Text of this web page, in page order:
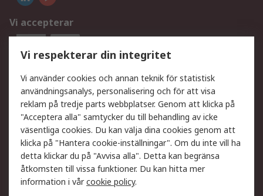
Vi accepterar
Våra tjänster
Inköpslösningar
Kalibrering
Utökat sortiment
Oljetestning och analys
DesignSpark
Teknisk Support
Ditt lokala säljteam
Exportlösningar
Support
Vi respekterar din integritet
Vi använder cookies och annan teknik för statistisk
användningsanalys, personalisering och för att visa
reklam på tredje parts webbplatser. Genom att klicka på
"Acceptera alla" samtycker du till behandling av icke
väsentliga cookies. Du kan välja dina cookies genom att
klicka på "Hantera cookie-inställningar". Om du inte vill ha
detta klickar du på "Avvisa alla". Detta kan begränsa
åtkomsten till vissa funktioner. Du kan hitta mer
information i vårcookie policy.